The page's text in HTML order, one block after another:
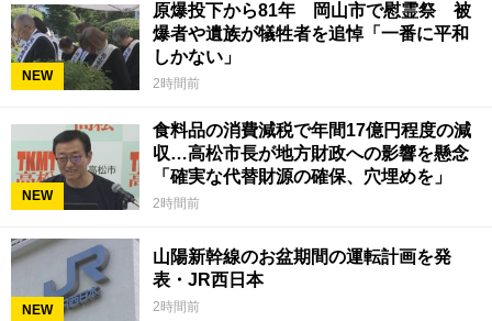
NEW
原爆投下から81年 岡山市で慰霊祭 被
爆者や遺族が犠牲者を追悼「一番に平和
しかない」
2時間前
NEW
食料品の消費減税で年間17億円程度の減
収…高松市長が地方財政への影響を懸念
「確実な代替財源の確保、穴埋めを」
2時間前
NEW
山陽新幹線のお盆期間の運転計画を発
表・JR西日本
2時間前